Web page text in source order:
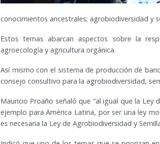
conocimientos ancestrales; agrobiodiversidad y
Estos temas abarcan aspectos sobre la
agroecología y agricultura orgánica.
Así mismo con el sistema de producción de
consejo consultivo para la agrobiodiversidad,
Mauricio Proaño señaló que “al igual que la Ley
ejemplo para América Latina, por ser una ley
es necesaria la Ley de Agrobiodiversidad y